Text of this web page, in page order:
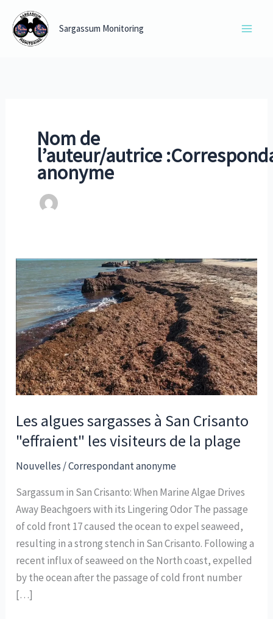
contenu
Sargassum Monitoring
Nom de
l’auteur/autrice
anonyme
Les algues sargasses à San Crisanto
"effraient" les visiteurs de la plage
Nouvelles/Correspondant anonyme
Sargassum in San Crisanto: When Marine Algae Drives
Away Beachgoers with its Lingering Odor The passage
of cold front 17 caused the ocean to expel seaweed,
resulting in a strong stench in San Crisanto. Following a
recent influx of seaweed on the North coast, expelled
by the ocean after the passage of cold front number
[…]